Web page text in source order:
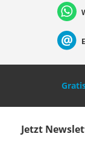
Nederland
Jetzt